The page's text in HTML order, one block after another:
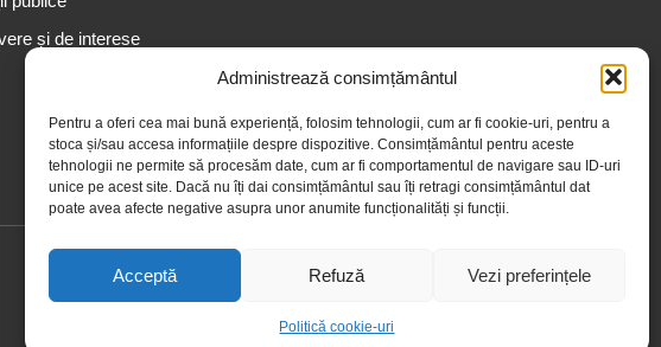
Administrează consimțământul
Pentru a oferi cea mai bună experiență, folosim tehnologii, cum ar fi cookie-uri, pentru a
stoca și/sau accesa informațiile despre dispozitive. Consimțământul pentru aceste
tehnologii ne permite să procesăm date, cum ar fi comportamentul de navigare sau ID-uri
unice pe acest site. Dacă nu îți dai consimțământul sau îți retragi consimțământul dat
poate avea afecte negative asupra unor anumite funcționalități și funcții.
Acceptă Refuză Vezi preferințele
Politică cookie-uri
și de interese